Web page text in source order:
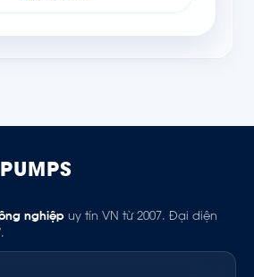
nghiệp uy tín VN từ 2007. Đại diện
.